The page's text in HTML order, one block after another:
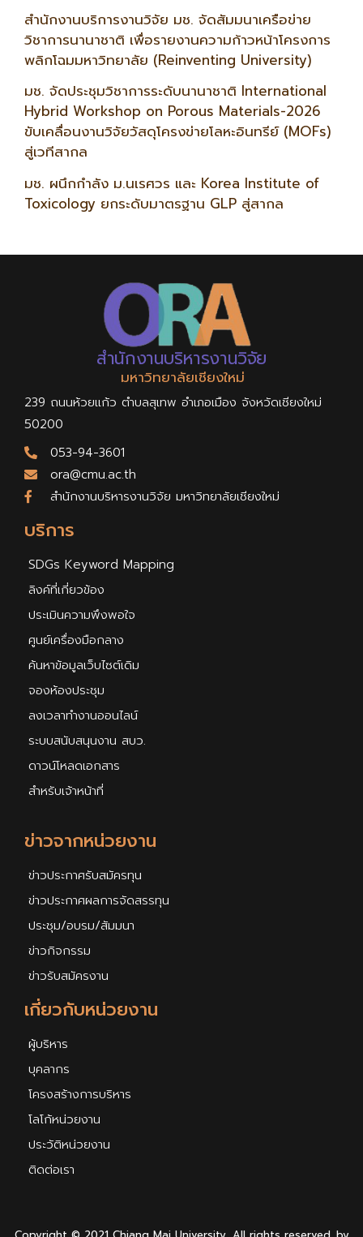
สำนักงานบริการงานวิจัย มช. จัดสัมมนาเครือข่าย
วิชาการนานาชาติ เพื่อรายงานความก้าวหน้าโครงการ
พลิกโฉมมหาวิทยาลัย (Reinventing University)
มช. จัดประชุมวิชาการระดับนานาชาติ International
Hybrid Workshop on Porous Materials-2026
ขับเคลื่อนงานวิจัยวัสดุโครงข่ายโลหะอินทรีย์ (MOFs)
สู่เวทีสากล
มช. ผนึกกำลัง ม.นเรศวร และ Korea Institute of
Toxicology ยกระดับมาตรฐาน GLP สู่สากล
เกี่ยวกับหน่วยงาน
ผู้บริหาร
บุคลากร
โครงสร้างการบริหาร
โลโก้หน่วยงาน
ประวัติหน่วยงาน
ติดต่อเรา
ข่าวจากหน่วยงาน
ข่าวประกาศรับสมัครทุน
ข่าวประกาศผลการจัดสรรทุน
ประชุม/อบรม/สัมมนา
ข่าวกิจกรรม
ข่าวรับสมัครงาน
บริการ
SDGs Keyword Mapping
ลิงค์ที่เกี่ยวข้อง
ประเมินความพึงพอใจ
ศูนย์เครื่องมือกลาง
ค้นหาข้อมูลเว็บไซต์เดิม
จองห้องประชุม
ลงเวลาทำงานออนไลน์
ระบบสนับสนุนงาน สบว.
ดาวน์โหลดเอกสาร
สำหรับเจ้าหน้าที่
สำนักงานบริหารงานวิจัย
มหาวิทยาลัยเชียงใหม่
239 ถนนห้วยแก้ว ตำบลสุเทพ อำเภอเมือง จังหวัดเชียงใหม่
50200
053-94-3601
ora@cmu.ac.th
สำนักงานบริหารงานวิจัย มหาวิทยาลัยเชียงใหม่